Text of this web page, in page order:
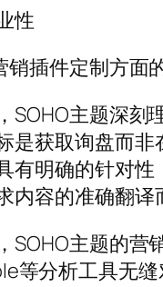
性
销插件定制方面
SOHO主题深
是获取询盘而
有明确的针对
内容的准确翻译
SOHO主题的
等分析工具无